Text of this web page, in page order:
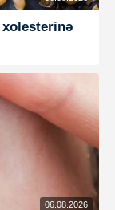
xolesterinə
06.08.2026